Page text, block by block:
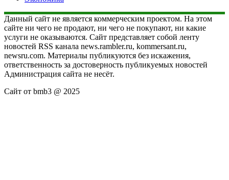
Данный сайт не является коммерческим проектом. На этом
сайте ни чего не продают, ни чего не покупают, ни какие
услуги не оказываются. Сайт представляет собой ленту
новостей RSS канала news.rambler.ru, kommersant.ru,
newsru.com. Материалы публикуются без искажения,
ответственность за достоверность публикуемых новостей
Администрация сайта не несёт.
Сайт от bmb3 @ 2025